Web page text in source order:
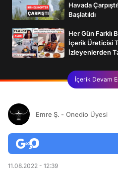
Havada
Başlatıldı
Her Gün Farklı
İçerik Üreticisi
İzleyenlerden
İçerik Devam
Emre Ş. - Onedio Üyesi
11.08.2022 - 12:39